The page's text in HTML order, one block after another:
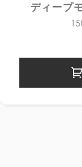
ディープ